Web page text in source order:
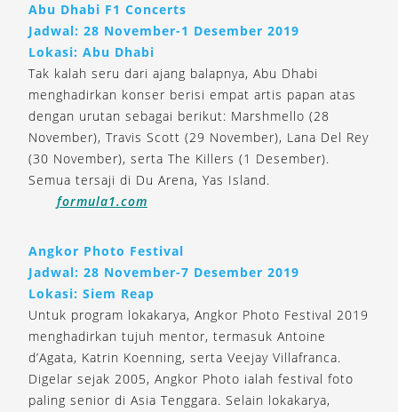
Abu Dhabi F1 Concerts
Jadwal: 28 November-1 Desember 2019
Lokasi: Abu Dhabi
Tak kalah seru dari ajang balapnya, Abu Dhabi
menghadirkan konser berisi empat artis papan atas
dengan urutan sebagai berikut: Marshmello (28
November), Travis Scott (29 November), Lana Del Rey
(30 November), serta The Killers (1 Desember).
Semua tersaji di Du Arena, Yas Island.
formula1.com
Angkor Photo Festival
Jadwal: 28 November-7 Desember 2019
Lokasi: Siem Reap
Untuk program lokakarya, Angkor Photo Festival 2019
menghadirkan tujuh mentor, termasuk Antoine
d’Agata, Katrin Koenning, serta Veejay Villafranca.
Digelar sejak 2005, Angkor Photo ialah festival foto
paling senior di Asia Tenggara. Selain lokakarya,